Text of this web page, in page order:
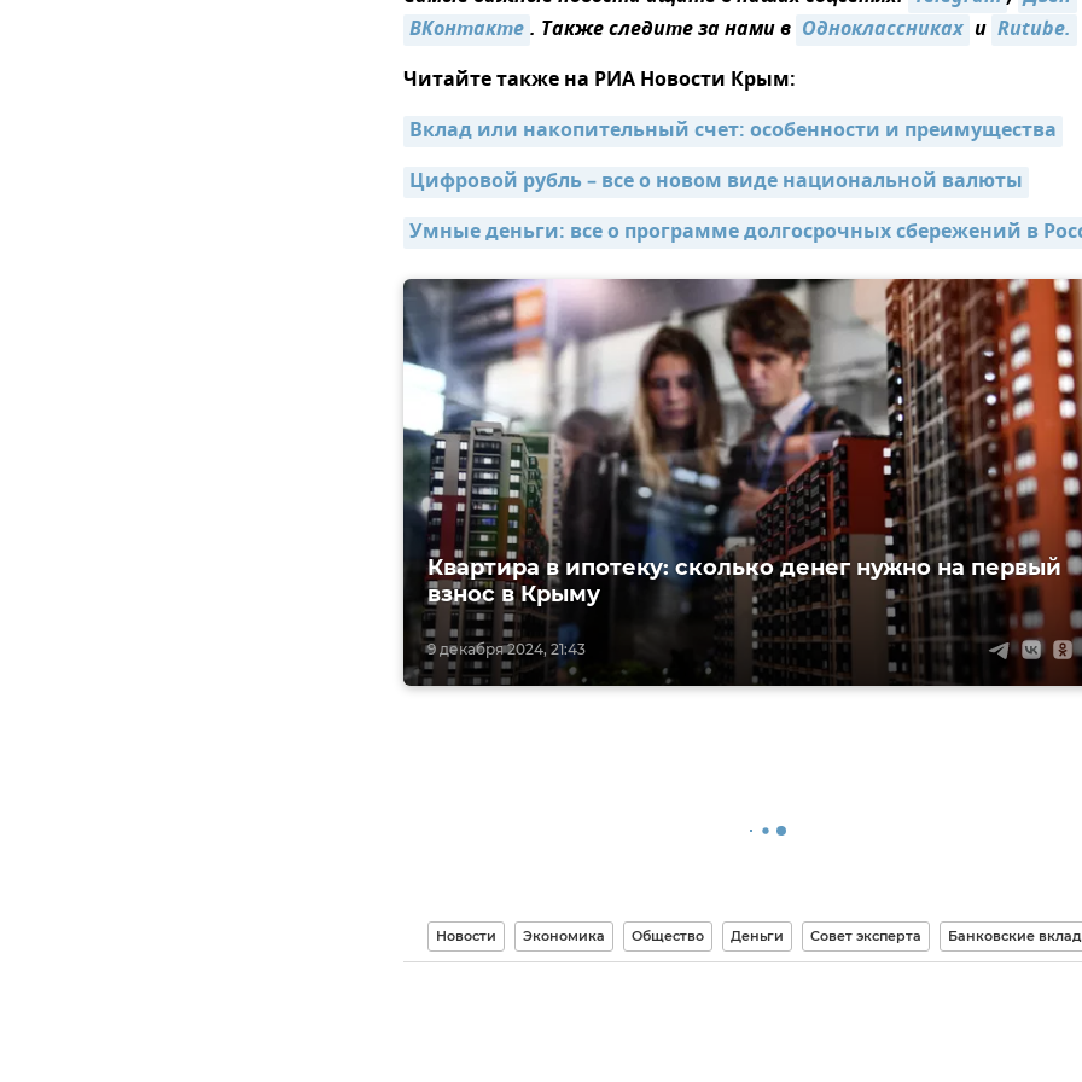
ВКонтакте. Также следите за нами в Одноклассниках и Rutube.
Читайте также на РИА Новости Крым:
Вклад или накопительный счет: особенности и преимущества
Цифровой рубль – все о новом виде национальной валюты
Умные деньги: все о программе долгосрочных сбережений в
9 декабря 2024, 21:43
Квартира в ипотеку: сколько денег нужно на первый
взнос в Крыму
Новости Экономика Общество Деньги Совет эксперта Банковские